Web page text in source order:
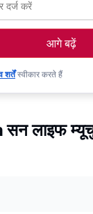
आगे बढ़ें
शर्तेंस्वीकार करते हैं
लाइफ